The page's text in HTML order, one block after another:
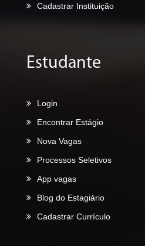
Cadastrar Instituição
Estudante
Login
Encontrar Estágio
Nova Vagas
Processos Seletivos
App vagas
Blog do Estagiário
Cadastrar Currículo